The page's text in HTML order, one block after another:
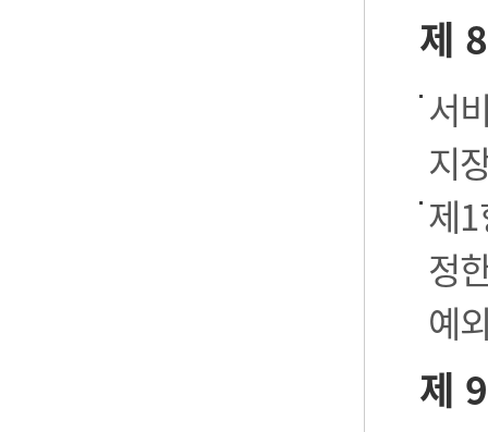
제
서
지
제
정
예
제